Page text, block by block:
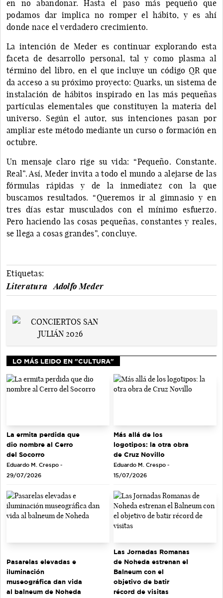
en no abandonar. Hasta el paso más pequeño que
podamos dar implica no romper el hábito, y es ahí
donde nace el verdadero crecimiento.
La intención de Meder es continuar explorando esta
faceta de desarrollo personal, tal y como plasma al
término del libro, en el que incluye un código QR que
da acceso a su próximo proyecto: Quarks, un sistema de
instalación de hábitos inspirado en las más pequeñas
partículas elementales que constituyen la materia del
universo. Según el autor, sus intenciones pasan por
ampliar este método mediante un curso o formación en
octubre.
Un mensaje claro rige su vida: “Pequeño. Constante.
Real”. Así, Meder invita a todo el mundo a alejarse de las
fórmulas rápidas y de la inmediatez con la que
buscamos resultados. “Queremos ir al gimnasio y en
tres días estar musculados con el mínimo esfuerzo.
Pero haciendo las cosas pequeñas, constantes y reales,
se llega a cosas grandes”, concluye.
Etiquetas:
Literatura
Adolfo Meder
LO MÁS LEIDO EN "CULTURA"
La ermita perdida que
dio nombre al Cerro
del Socorro
Eduardo M. Crespo -
29/07/2026
Más allá de los
logotipos: la otra obra
de Cruz Novillo
Eduardo M. Crespo -
15/07/2026
Pasarelas elevadas e
iluminación
museográfica dan vida
al balneum de Noheda
Las Jornadas Romanas
de Noheda estrenan el
Balneum con el
objetivo de batir
récord de visitas